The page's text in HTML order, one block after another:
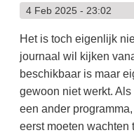
4 Feb 2025 - 23:02
Het is toch eigenlijk
journaal wil kijken
beschikbaar is maar
gewoon niet werkt.
een ander
eerst moeten wachten